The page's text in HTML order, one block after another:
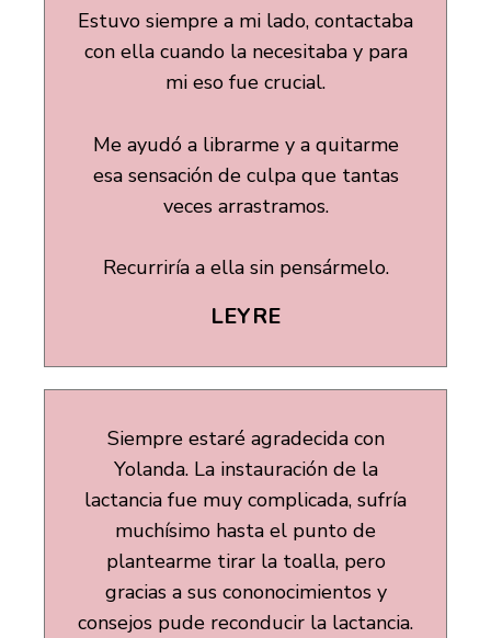
Estuvo siempre a mi lado, contactaba
con ella cuando la necesitaba y para
mi eso fue crucial.
Me ayudó a librarme y a quitarme
esa sensación de culpa que tantas
veces arrastramos.
Recurriría a ella sin pensármelo.
LEYRE
Siempre estaré agradecida con
Yolanda. La instauración de la
lactancia fue muy complicada, sufría
muchísimo hasta el punto de
plantearme tirar la toalla, pero
gracias a sus cononocimientos y
consejos pude reconducir la lactancia.